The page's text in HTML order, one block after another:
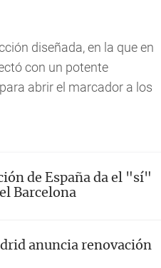
diseñada, en la que en
con un potente
abrir el marcador a los
de España da el "sí"
Barcelona
anuncia renovación